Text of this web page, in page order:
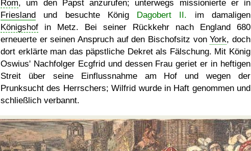
Rom, um den Papst anzurufen; unterwegs missionierte er in
Friesland und besuchte König Dagobert II. im damaligen
Königshof in Metz. Bei seiner Rückkehr nach England 680
erneuerte er seinen Anspruch auf den Bischofsitz vonYork, doch
dort erklärte man das päpstliche Dekret als Fälschung. Mit König
Oswius' Nachfolger Ecgfrid und dessen Frau geriet er in heftigen
Streit über seine Einflussnahme am Hof und wegen der
Prunksucht des Herrschers; Wilfrid wurde in Haft genommen und
schließlich verbannt.